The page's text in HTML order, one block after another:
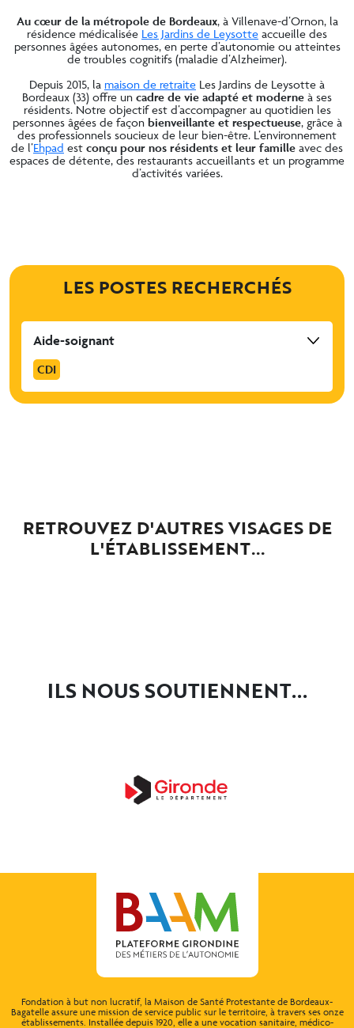
Au cœur de la métropole de Bordeaux, à Villenave-d’Ornon, la
résidence médicalisée Les Jardins de Leysotte accueille des
personnes âgées autonomes, en perte d’autonomie ou atteintes
de troubles cognitifs (maladie d’Alzheimer).
Depuis 2015, la maison de retraite Les Jardins de Leysotte à
Bordeaux (33) offre un cadre de vie adapté et moderne à ses
résidents. Notre objectif est d’accompagner au quotidien les
personnes âgées de façon bienveillante et respectueuse, grâce à
des professionnels soucieux de leur bien-être. L’environnement
de l’Ehpad est conçu pour nos résidents et leur famille avec des
espaces de détente, des restaurants accueillants et un programme
d’activités variées.
LES POSTES RECHERCHÉS
Aide-soignant
CDI
RETROUVEZ D'AUTRES VISAGES DE
L'ÉTABLISSEMENT...
ILS NOUS SOUTIENNENT...
Fondation à but non lucratif, la Maison de Santé Protestante de Bordeaux-
Bagatelle assure une mission de service public sur le territoire, à travers ses onze
établissements. Installée depuis 1920, elle a une vocation sanitaire, médico-